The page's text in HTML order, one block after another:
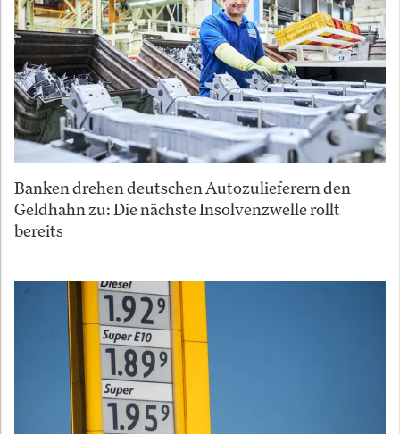
Banken drehen deutschen Autozulieferern den
Geldhahn zu: Die nächste Insolvenzwelle rollt
bereits